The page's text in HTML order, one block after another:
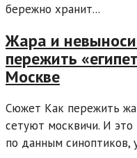
бережно хранит...
Жара и
пережить
Москве
Сюжет Как пережить
сетуют москвичи. И
по данным синоптиков,